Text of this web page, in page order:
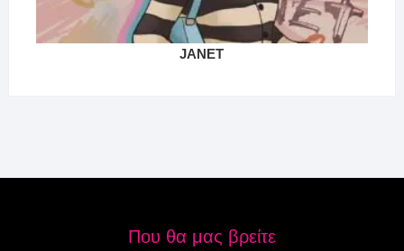
JANET
Που θα μας βρείτε